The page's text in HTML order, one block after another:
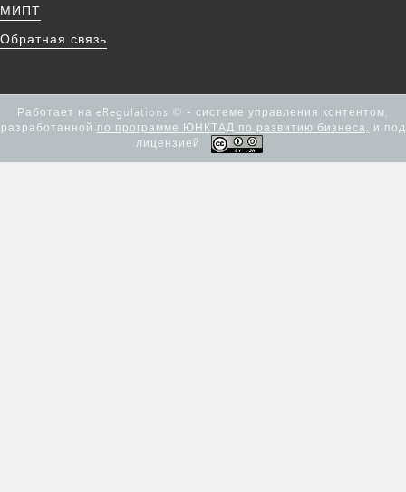
МИПТ
Обратная связь
Работает на eRegulations © - системе управления контентом,
разработанной по программе ЮНКТАД по развитию бизнеса,
и под
лицензией